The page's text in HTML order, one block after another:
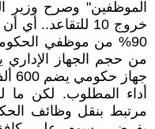
الموظفين" وصرح
خروج 10
من حجم الجهاز
أداء المطلوب. لكن ما
مرتبط بنقل وظائف